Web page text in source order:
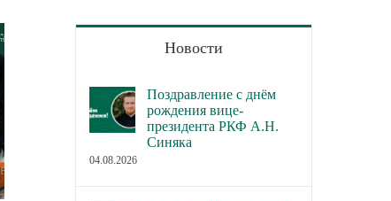
Новости
Поздравление с днём
рождения вице-
президента РКФ А.Н.
Синяка
04.08.2026